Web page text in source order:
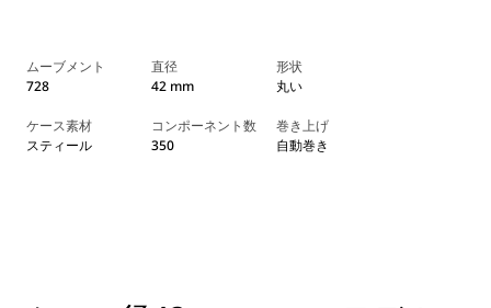
ムーブメント
728
直径
42 mm
形状
丸い
ケース素材
スティール
コンポーネント数
350
巻き上げ
自動巻き